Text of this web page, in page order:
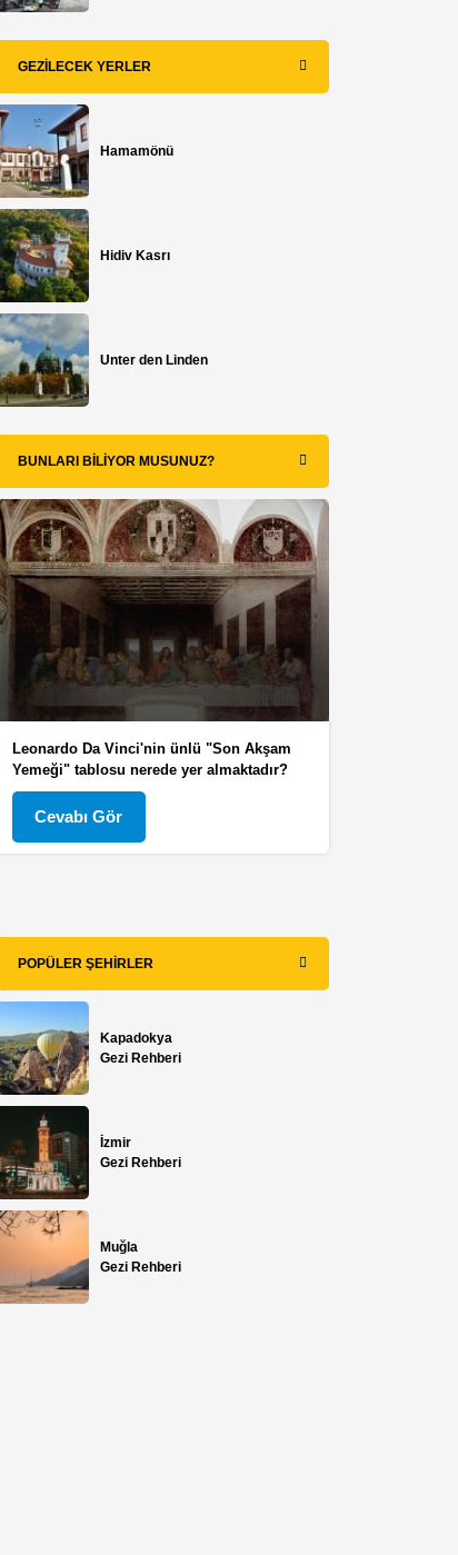
GEZILECEK YERLER
Hamamönü
Hidiv Kasrı
Unter den Linden
BUNLARI BILIYOR MUSUNUZ?
Leonardo Da Vinci'nin ünlü "Son Akşam
Yemeği" tablosu nerede yer almaktadır?
Cevabı Gör
POPÜLER ŞEHIRLER
Kapadokya
Gezi Rehberi
İzmir
Gezi Rehberi
Muğla
Gezi Rehberi